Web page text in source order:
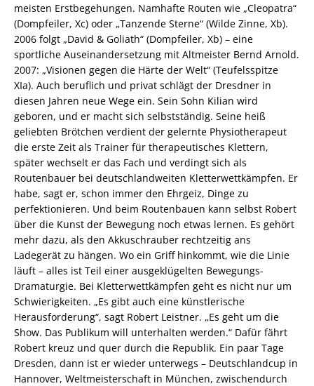
meisten Erstbegehungen. Namhafte Routen wie „Cleopatra“
(Dompfeiler, Xc) oder „Tanzende Sterne“ (Wilde Zinne, Xb).
2006 folgt „David & Goliath“ (Dompfeiler, Xb) – eine
sportliche Auseinandersetzung mit Altmeister Bernd Arnold.
2007: „Visionen gegen die Härte der Welt“ (Teufelsspitze
XIa). Auch beruflich und privat schlägt der Dresdner in
diesen Jahren neue Wege ein. Sein Sohn Kilian wird
geboren, und er macht sich selbstständig. Seine heiß
geliebten Brötchen verdient der gelernte Physiotherapeut
die erste Zeit als Trainer für therapeutisches Klettern,
später wechselt er das Fach und verdingt sich als
Routenbauer bei deutschlandweiten Kletterwettkämpfen. Er
habe, sagt er, schon immer den Ehrgeiz, Dinge zu
perfektionieren. Und beim Routenbauen kann selbst Robert
über die Kunst der Bewegung noch etwas lernen. Es gehört
mehr dazu, als den Akkuschrauber rechtzeitig ans
Ladegerät zu hängen. Wo ein Griff hinkommt, wie die Linie
läuft – alles ist Teil einer ausgeklügelten Bewegungs-
Dramaturgie. Bei Kletterwettkämpfen geht es nicht nur um
Schwierigkeiten. „Es gibt auch eine künstlerische
Herausforderung“, sagt Robert Leistner. „Es geht um die
Show. Das Publikum will unterhalten werden.“ Dafür fährt
Robert kreuz und quer durch die Republik. Ein paar Tage
Dresden, dann ist er wieder unterwegs – Deutschlandcup in
Hannover, Weltmeisterschaft in München, zwischendurch